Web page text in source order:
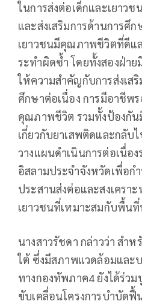
ในการส่งต่อเด็กและเยาว
และส่งเสริมการด้านการศึ
เยาวชนมีคุณภาพชีวิตที่ดีแล
ระทำผิดซ้ำ โดยทั้งสองฝ่าย
ให้ความสำคัญกับการส่งเส
ศึกษาต่อเนื่อง การมีอาชีพ
คุณภาพชีวิต รวมทั้งป้องกัน
เกี่ยวกับยาเสพติดและกลับ
วางแผนดำเนินการต่อเนื่อ
อิสลามประจำจังหวัดเพื่อก
ประสานส่งต่อและสงเครา
เยาวชนที่เหมาะสมกับพื้น
นางสาวรัชดา กล่าวว่า สำ
ใต้ ซึ่งมีสภาพแวดล้อมแล
ทางกองทัพภาค4 ยังได้ร่ว
ขับเคลื่อนโครงการบำบัด